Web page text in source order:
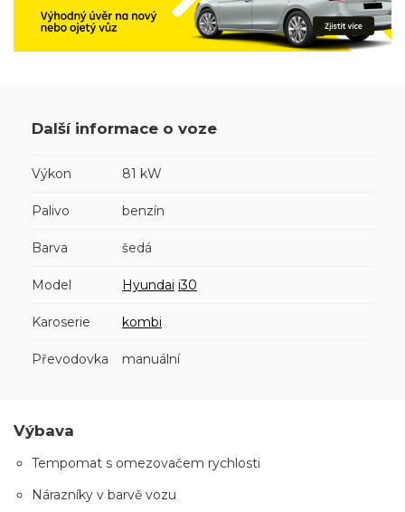
Další informace o voze
Výkon 81 kW
Palivo benzín
Barva šedá
Model Hyundai i30
Karoserie kombi
Převodovka manuální
Výbava
Tempomat s omezovačem rychlosti
Nárazníky v barvě vozu